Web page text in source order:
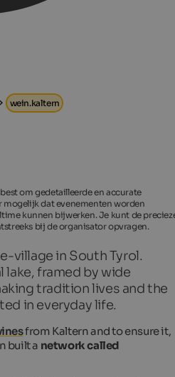
wein.kaltern
om gedetailleerde en accurate
mogelijk dat evenementen worden
kunnen bijwerken. Je kunt de
bij de organisator opvragen.
village in South Tyrol.
lake, framed by wide
tradition lives and the
in everyday life.
from Kaltern and to ensure it,
built a network called